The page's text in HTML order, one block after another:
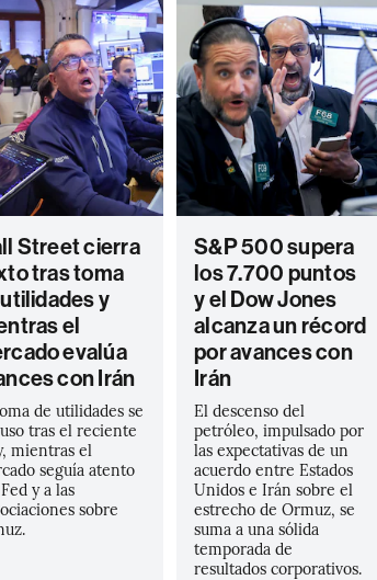
Street cierra
tras toma
y
el
evalúa
con Irán
de utilidades se
tras el reciente
mientras el
seguía atento
y a las
sobre
S&P 500 supera
los 7.700 puntos
y el Dow Jones
alcanza un récord
por avances con
Irán
El descenso del
petróleo, impulsado por
las expectativas de un
acuerdo entre Estados
Unidos e Irán sobre el
estrecho de Ormuz, se
suma a una sólida
temporada de
resultados corporativos.